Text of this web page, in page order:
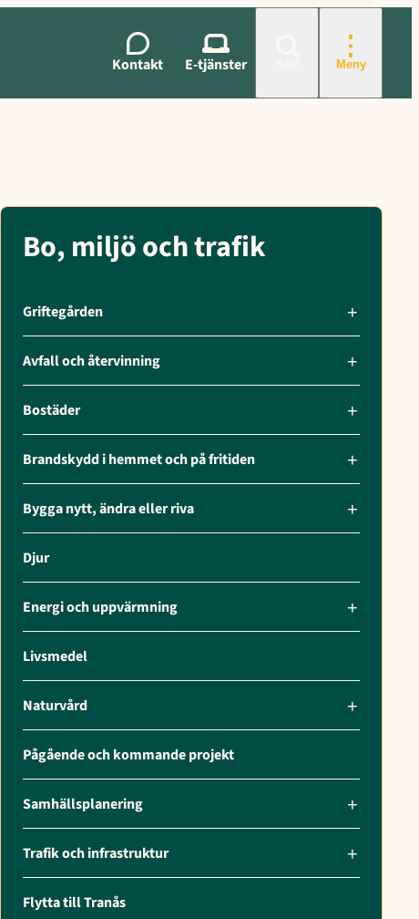
Kontakt E-tjänster Meny
Bo, miljö och trafik
Griftegården
Avfall och återvinning
Bostäder
Brandskydd i hemmet och på fritiden
Bygga nytt, ändra eller riva
Djur
Energi och uppvärmning
Livsmedel
Naturvård
Pågående och kommande projekt
Samhällsplanering
Trafik och infrastruktur
Flytta till Tranås